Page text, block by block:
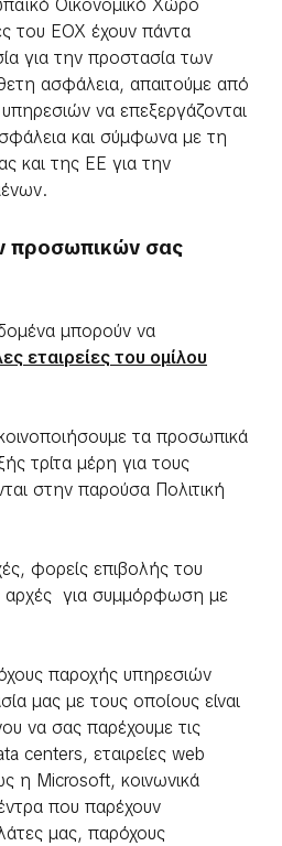
Οικονομικό Χώρο
του ΕΟΧ έχουν πάντα
για την προστασία των
ασφάλεια, απαιτούμε από
να επεξεργάζονται
και σύμφωνα με τη
και της ΕΕ για την
προσωπικών σας
μπορούν να
εταιρείες του ομίλου
τα προσωπικά
τρίτα μέρη για τους
στην παρούσα Πολιτική
φορείς επιβολής του
αρχές για συμμόρφωση με
παροχής υπηρεσιών
μας με τους οποίους είναι
να σας παρέχουμε τις
centers, εταιρείες web
η Microsoft, κοινωνικά
που παρέχουν
μας, παρόχους